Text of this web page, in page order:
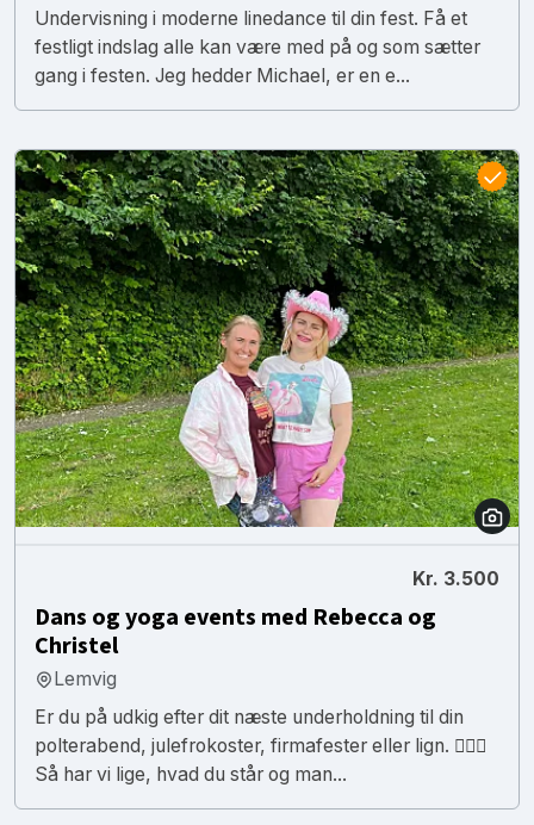
Undervisning i moderne linedance til din fest. Få et
festligt indslag alle kan være med på og som sætter
gang i festen. Jeg hedder Michael, er en e...
Kr. 3.500
Dans og yoga events med Rebecca og
Christel
Lemvig
Er du på udkig efter dit næste underholdning til din
polterabend, julefrokoster, firmafester eller lign. 🕵🏼‍♀️
Så har vi lige, hvad du står og man...